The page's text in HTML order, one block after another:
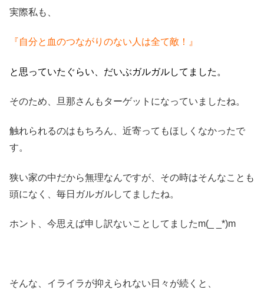
実際私も、
『自分と血のつながりのない人は全て敵！』
と思っていたぐらい、だいぶガルガルしてました。
そのため、旦那さんもターゲットになっていましたね。
触れられるのはもちろん、近寄ってもほしくなかったで
す。
狭い家の中だから無理なんですが、その時はそんなことも
頭になく、毎日ガルガルしてましたね。
ホント、今思えば申し訳ないことしてましたm(_ _*)m
そんな、イライラが抑えられない日々が続くと、